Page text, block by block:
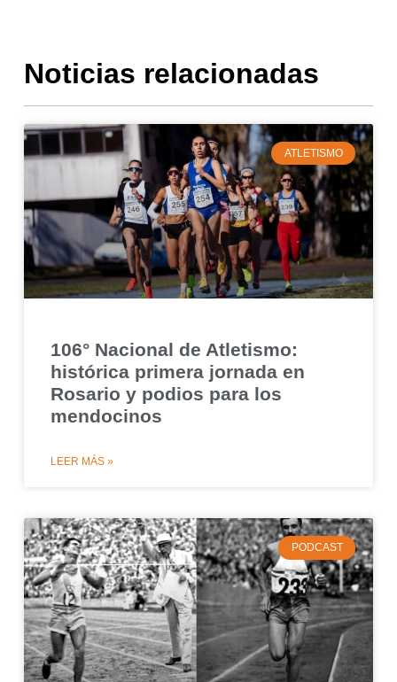
Noticias relacionadas
ATLETISMO
106° Nacional de Atletismo:
histórica primera jornada en
Rosario y podios para los
mendocinos
LEER MÁS »
PODCAST